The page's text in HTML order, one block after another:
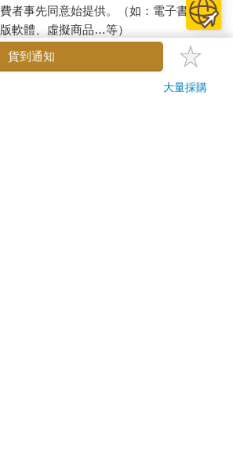
者事先同意始提供。（如：電子書、電
軟體、虛擬商品…等）
生用品。（如：內衣褲、刮鬍刀、除毛
，均享有到貨7天的猶豫期（含例假
貨到通知
大量採購